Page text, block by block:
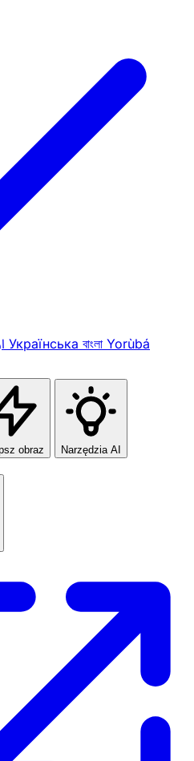
Українська বাংলা Yorùbá
obraz Narzędzia AI